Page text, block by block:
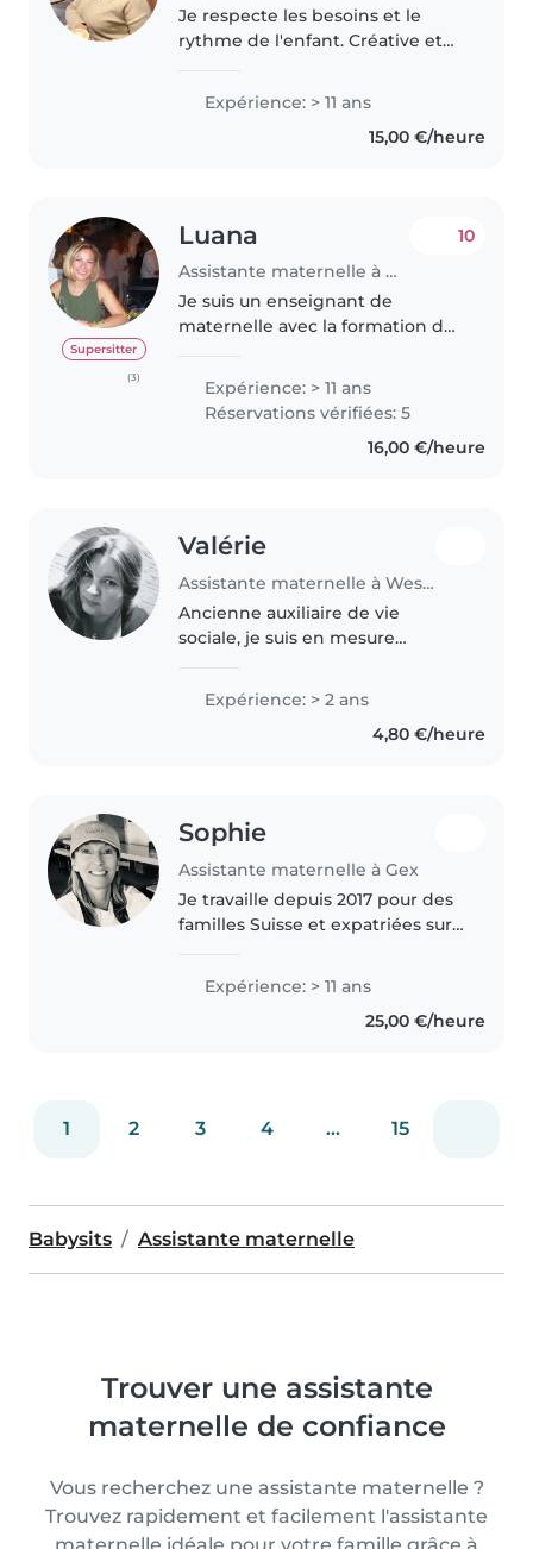
Je respecte les besoins et le
rythme de l'enfant. Créative et
adapté à l'âge et au
développement de l'enfant. Je
Expérience: > 11 ans
15,00 €/heure
Supersitter
(3)
Luana
Assistante maternelle à Menton
10
Je suis un enseignant de
maternelle avec la formation de
jusqu'au collège. J'ai toujours
travaillé dans les jardins
Expérience: > 11 ans
Réservations vérifiées: 5
16,00 €/heure
Valérie
Assistante maternelle à Westhouse-Marmoutier
Ancienne auxiliaire de vie
sociale, je suis en mesure
besoins spécifiques. Le respect
et la bienveillance sont mes
Expérience: > 2 ans
4,80 €/heure
Sophie
Assistante maternelle à Gex
Je travaille depuis 2017 pour des
familles Suisse et expatriées sur
et Bellevue (Terre Sainte)
Apprentissage du Français en
immersion quotidienne, éveil..
Expérience: > 11 ans
25,00 €/heure
1 2 3 4 ... 15
Babysits Assistante maternelle
Trouver une assistante
maternelle de confiance
Vous recherchez une assistante maternelle ?
Trouvez rapidement et facilement l'assistante